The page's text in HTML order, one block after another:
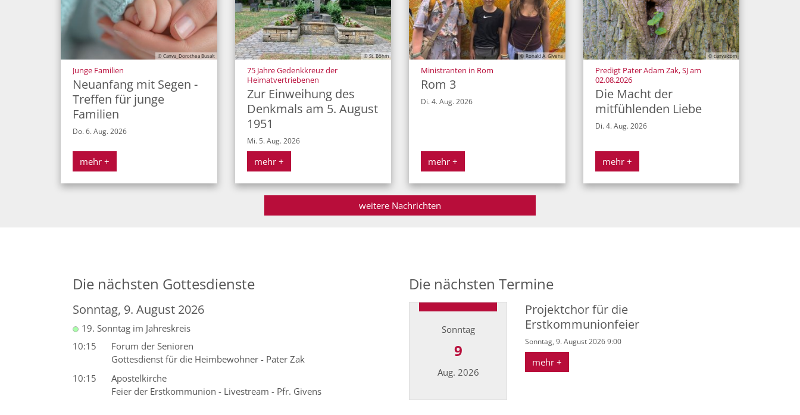
© Canva_Dorothea Busalt
Junge Familien
Neuanfang mit Segen -
Treffen für junge
Familien
Do. 6. Aug. 2026
mehr +
© St. Böhm
75 Jahre Gedenkkreuz der
Heimatvertriebenen:
Zur Einweihung des
Denkmals am 5. August
1951
Mi. 5. Aug. 2026
mehr +
© Ronald A. Givens
Ministranten in Rom
Rom 3
Di. 4. Aug. 2026
mehr +
© canva.com
Predigt Pater Adam Zak, SJ am
02.08.2026:
Die Macht der
mitfühlenden Liebe
Di. 4. Aug. 2026
mehr +
weitere Nachrichten
Die nächsten Gottesdienste
Sonntag, 9. August 2026
19. Sonntag im Jahreskreis
10:15
Forum der Senioren
Gottesdienst für die Heimbewohner - Pater Zak
10:15
Apostelkirche
Feier der Erstkommunion - Livestream - Pfr. Givens
Die nächsten Termine
Sonntag
9
Aug. 2026
Projektchor für die
Erstkommunionfeier
Sonntag, 9. August 2026 9:00
mehr +